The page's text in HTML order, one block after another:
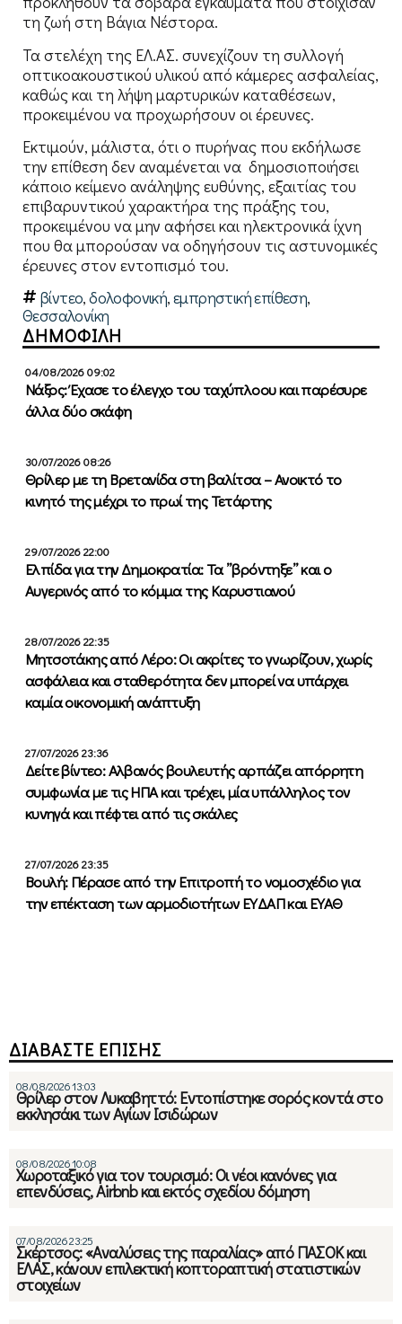
τη ζωή στη Βάγια Νέστορα.
Τα στελέχη της ΕΛ.ΑΣ. συνεχίζουν τη συλλογή
οπτικοακουστικού υλικού από κάμερες ασφαλείας,
καθώς και τη λήψη μαρτυρικών καταθέσεων,
προκειμένου να προχωρήσουν οι έρευνες.
Εκτιμούν, μάλιστα, ότι ο πυρήνας που εκδήλωσε
την επίθεση δεν αναμένεται να δημοσιοποιήσει
κάποιο κείμενο ανάληψης ευθύνης, εξαιτίας του
επιβαρυντικού χαρακτήρα της πράξης του,
προκειμένου να μην αφήσει και ηλεκτρονικά ίχνη
που θα μπορούσαν να οδηγήσουν τις αστυνομικές
έρευνες στον εντοπισμό του.
βίντεο,δολοφονική,εμπρηστική επίθεση,
Θεσσαλονίκη
ΔΗΜΟΦΙΛΗ
04/08/2026 09:02
Νάξος: Έχασε το έλεγχο του ταχύπλοου και παρέσυρε
άλλα δύο σκάφη
30/07/2026 08:26
Θρίλερ με τη Βρετανίδα στη βαλίτσα – Ανοικτό το
κινητό της μέχρι το πρωί της Τετάρτης
29/07/2026 22:00
Ελπίδα για την Δημοκρατία: Τα ”βρόντηξε” και ο
Αυγερινός από το κόμμα της Καρυστιανού
28/07/2026 22:35
Μητσοτάκης από Λέρο: Οι ακρίτες το γνωρίζουν, χωρίς
ασφάλεια και σταθερότητα δεν μπορεί να υπάρχει
καμία οικονομική ανάπτυξη
27/07/2026 23:36
Δείτε βίντεο: Αλβανός βουλευτής αρπάζει απόρρητη
συμφωνία με τις ΗΠΑ και τρέχει, μία υπάλληλος τον
κυνηγά και πέφτει από τις σκάλες
27/07/2026 23:35
Βουλή: Πέρασε από την Επιτροπή το νομοσχέδιο για
την επέκταση των αρμοδιοτήτων ΕΥΔΑΠ και ΕΥΑΘ
ΔΙΑΒΑΣΤΕ ΕΠΙΣΗΣ
08/08/2026 13:03
Θρίλερ στον Λυκαβηττό: Εντοπίστηκε σορός κοντά στο
εκκλησάκι των Αγίων Ισιδώρων
08/08/2026 10:08
Χωροταξικό για τον τουρισμό: Οι νέοι κανόνες για
επενδύσεις, Airbnb και εκτός σχεδίου δόμηση
07/08/2026 23:25
Σκέρτσος: «Αναλύσεις της παραλίας» από ΠΑΣΟΚ και
ΕΛΑΣ, κάνουν επιλεκτική κοπτοραπτική στατιστικών
στοιχείων